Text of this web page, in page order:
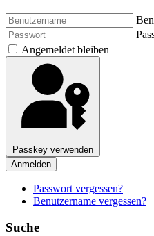
Angemeldet bleiben
Passkey verwenden
Anmelden
Passwort vergessen?
Benutzername vergessen?
Suche